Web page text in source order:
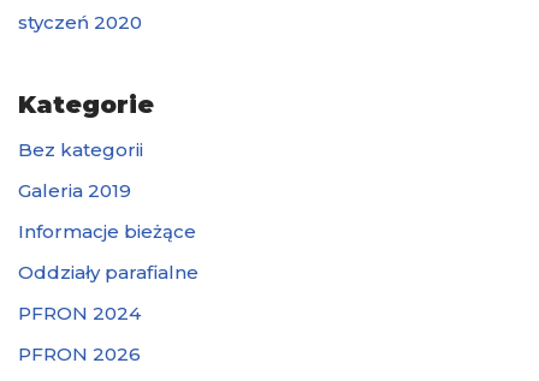
styczeń 2020
Kategorie
Bez kategorii
Galeria 2019
Informacje bieżące
Oddziały parafialne
PFRON 2024
PFRON 2026